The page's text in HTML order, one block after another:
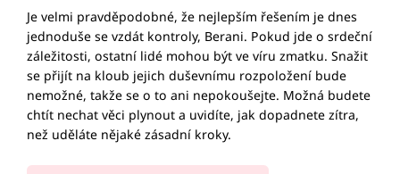
Je velmi pravděpodobné, že nejlepším řešením je dnes
jednoduše se vzdát kontroly, Berani. Pokud jde o srdeční
záležitosti, ostatní lidé mohou být ve víru zmatku. Snažit
se přijít na kloub jejich duševnímu rozpoložení bude
nemožné, takže se o to ani nepokoušejte. Možná budete
chtít nechat věci plynout a uvidíte, jak dopadnete zítra,
než uděláte nějaké zásadní kroky.